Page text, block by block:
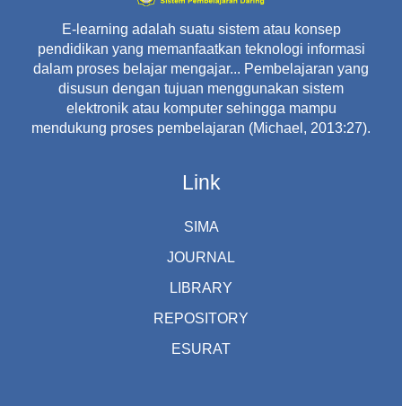
E-learning adalah suatu sistem atau konsep
pendidikan yang memanfaatkan teknologi informasi
dalam proses belajar mengajar... Pembelajaran yang
disusun dengan tujuan menggunakan sistem
elektronik atau komputer sehingga mampu
mendukung proses pembelajaran (Michael, 2013:27).
Link
SIMA
JOURNAL
LIBRARY
REPOSITORY
ESURAT